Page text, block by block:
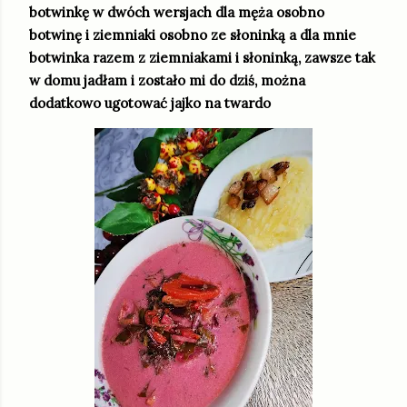
botwinkę w dwóch wersjach dla męża osobno
botwinę i ziemniaki osobno ze słoninką a dla mnie
botwinka razem z ziemniakami i słoninką, zawsze tak
w domu jadłam i zostało mi do dziś, można
dodatkowo ugotować jajko na twardo